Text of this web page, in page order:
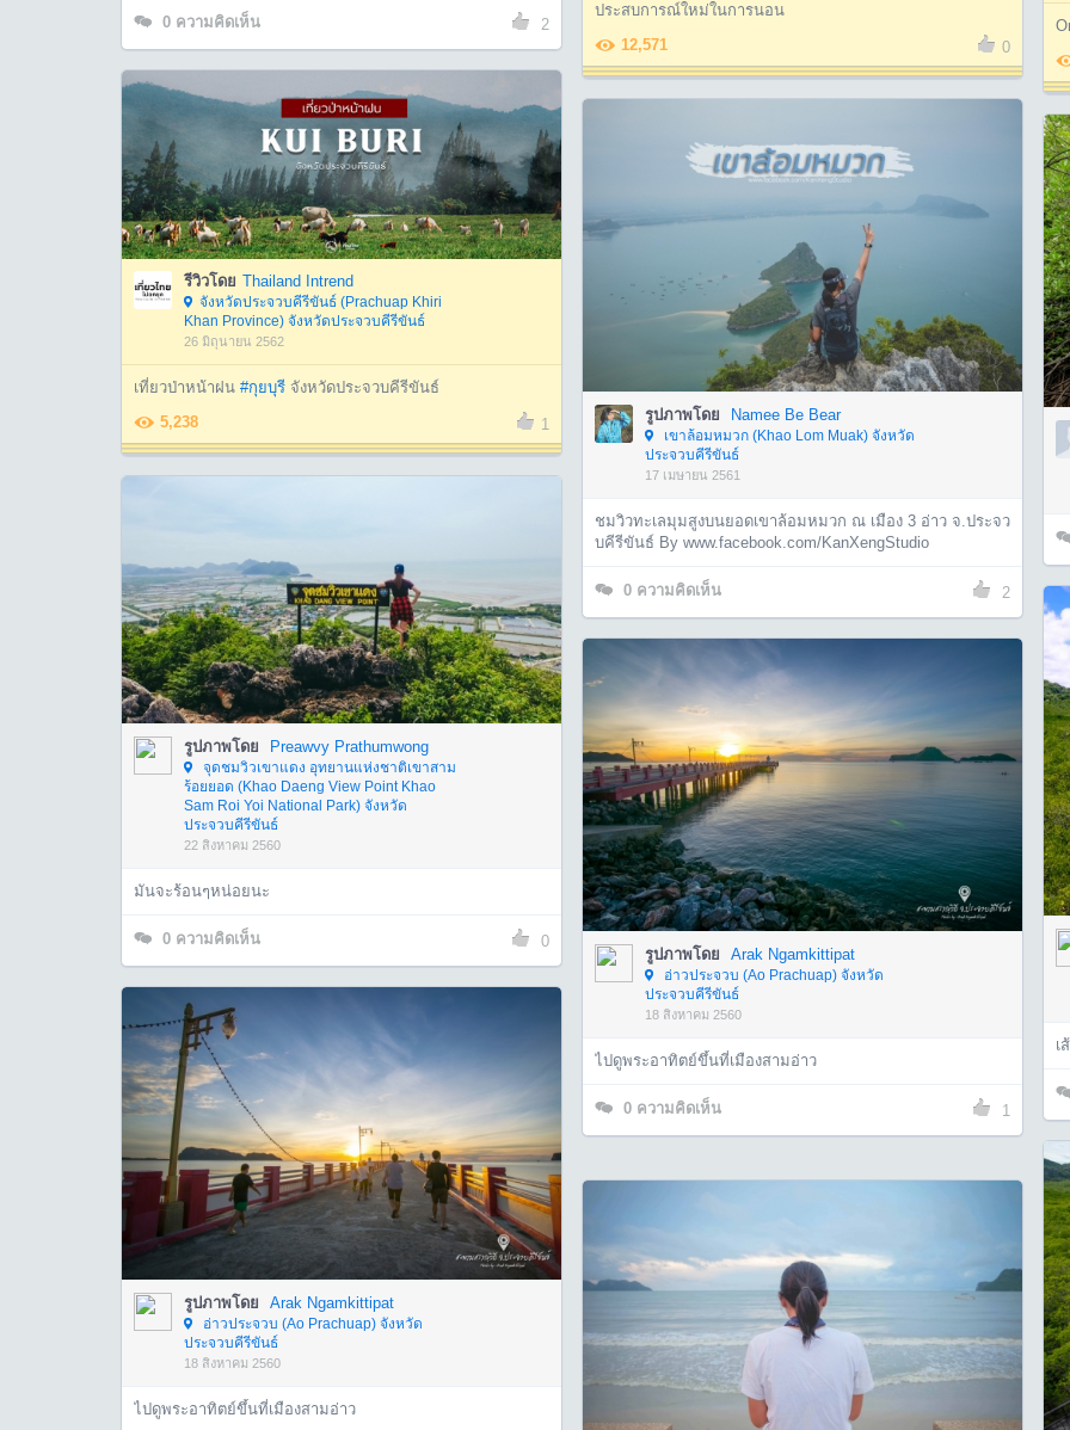
0 ความคิดเห็น 2
ประสบการณ์ใหม่ในการนอน
12,571
0
รีวิวโดย Thailand Intrend
จังหวัดประจวบคีรีขันธ์ (Prachuap Khiri
Khan Province) จังหวัดประจวบคีรีขันธ์
26 มิถุนายน 2562
เที่ยวป่าหน้าฝน #กุยบุรี จังหวัดประจวบคีรีขันธ์
5,238
1
รูปภาพโดย Namee Be Bear
เขาล้อมหมวก (Khao Lom Muak) จังหวัด
ประจวบคีรีขันธ์
17 เมษายน 2561
ชมวิวทะเลมุมสูงบนยอดเขาล้อมหมวก ณ เมือง 3 อ่าว จ.ประจว
บคีรีขันธ์ By www.facebook.com/KanXengStudio
0 ความคิดเห็น 2
รูปภาพโดย Preawvy Prathumwong
จุดชมวิวเขาแดง อุทยานแห่งชาติเขาสาม
ร้อยยอด (Khao Daeng View Point Khao
Sam Roi Yoi National Park) จังหวัด
ประจวบคีรีขันธ์
22 สิงหาคม 2560
มันจะร้อนๆหน่อยนะ
0 ความคิดเห็น 0
เ
รูปภาพโดย Arak Ngamkittipat
อ่าวประจวบ (Ao Prachuap) จังหวัด
ประจวบคีรีขันธ์
18 สิงหาคม 2560
ไปดูพระอาทิตย์ขึ้นที่เมืองสามอ่าว
0 ความคิดเห็น 1
รูปภาพโดย Arak Ngamkittipat
อ่าวประจวบ (Ao Prachuap) จังหวัด
ประจวบคีรีขันธ์
18 สิงหาคม 2560
ไปดูพระอาทิตย์ขึ้นที่เมืองสามอ่าว